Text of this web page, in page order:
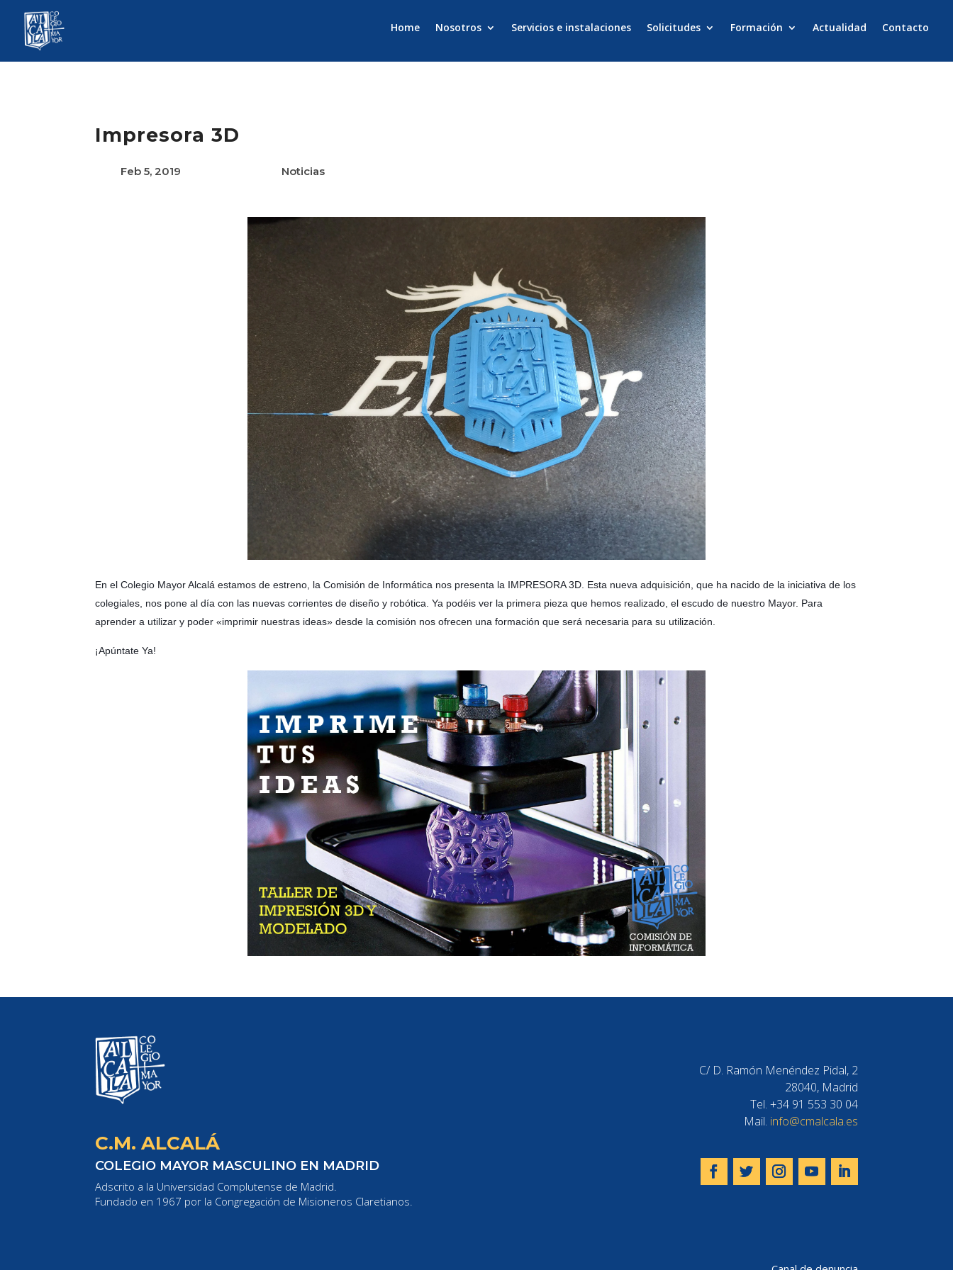
Home Nosotros Servicios e instalaciones Solicitudes Formación Actualidad Contacto
Impresora 3D
Feb 5, 2019 Noticias
En el Colegio Mayor Alcalá estamos de estreno, la Comisión de Informática nos presenta la IMPRESORA 3D. Esta nueva adquisición, que ha nacido de la iniciativa de los
colegiales, nos pone al día con las nuevas corrientes de diseño y robótica. Ya podéis ver la primera pieza que hemos realizado, el escudo de nuestro Mayor. Para
aprender a utilizar y poder «imprimir nuestras ideas» desde la comisión nos ofrecen una formación que será necesaria para su utilización.
¡Apúntate Ya!
C.M. ALCALÁ
COLEGIO MAYOR MASCULINO EN MADRID
Adscrito a la Universidad Complutense de Madrid.
Fundado en 1967 por la Congregación de Misioneros Claretianos.
C/ D. Ramón Menéndez Pidal, 2
28040, Madrid
Tel. +34 91 553 30 04
Mail. info@cmalcala.es